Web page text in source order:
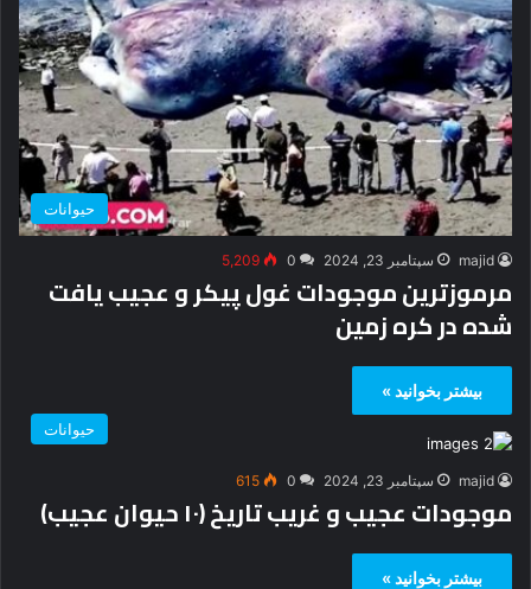
حیوانات
majid سپتامبر 23, 2024 0
5,209
مرموزترین موجودات غول پیکر و عجیب یافت
شده در کره زمین
بیشتر بخوانید »
حیوانات
majid سپتامبر 23, 2024 0
615
موجودات عجیب و غریب تاریخ (۱۰ حیوان عجیب)
بیشتر بخوانید »